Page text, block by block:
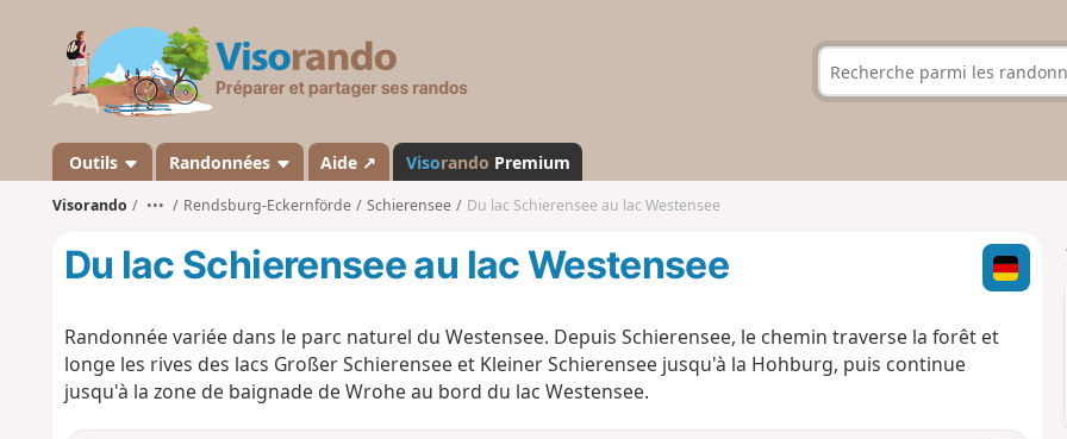
s
a
n
d
Outils Randonnées Aide ↗ Visorando Premium
Visorando ••• Rendsburg-Eckernförde Schierensee Du lac Schierensee au lac Westensee
Du lac Schierensee au lac Westensee
Randonnée variée dans le parc naturel du Westensee. Depuis Schierensee, le chemin traverse la forêt et
longe les rives des lacs Großer Schierensee et Kleiner Schierensee jusqu'à la Hohburg, puis continue
jusqu'à la zone de baignade de Wrohe au bord du lac Westensee.